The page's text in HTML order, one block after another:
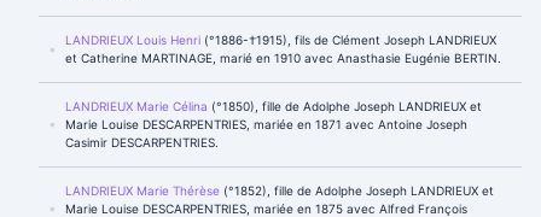
LANDRIEUX Louis Henri (°1886-†1915), fils de Clément Joseph LANDRIEUX
et Catherine MARTINAGE, marié en 1910 avec Anasthasie Eugénie BERTIN.
LANDRIEUX Marie Célina (°1850), fille de Adolphe Joseph LANDRIEUX et
Marie Louise DESCARPENTRIES, mariée en 1871 avec Antoine Joseph
Casimir DESCARPENTRIES.
LANDRIEUX Marie Thérèse (°1852), fille de Adolphe Joseph LANDRIEUX et
Marie Louise DESCARPENTRIES, mariée en 1875 avec Alfred François